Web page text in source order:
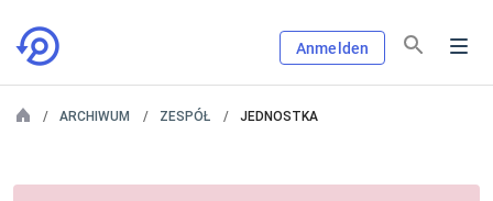
Anmelden
ARCHIWUM ZESPÓŁ JEDNOSTKA